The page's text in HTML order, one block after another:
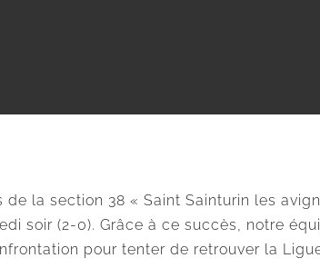
de la section 38 « Saint Sainturin les
soir (2-0). Grâce à ce succès, notre
pour tenter de retrouver la